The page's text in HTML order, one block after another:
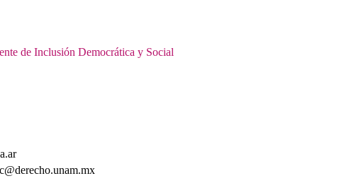
de Inclusión Democrática y Social